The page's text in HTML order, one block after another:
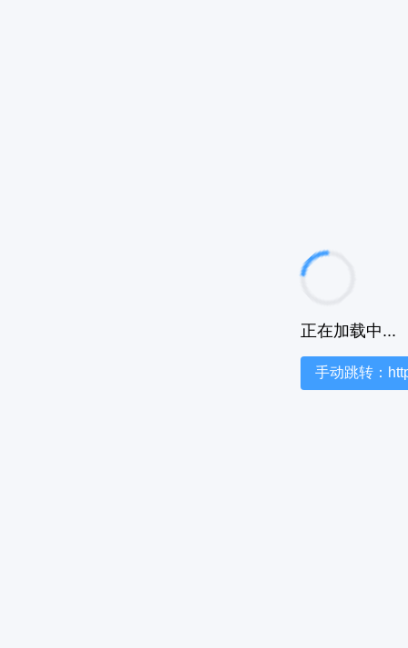
正在加载中...
手动跳转：